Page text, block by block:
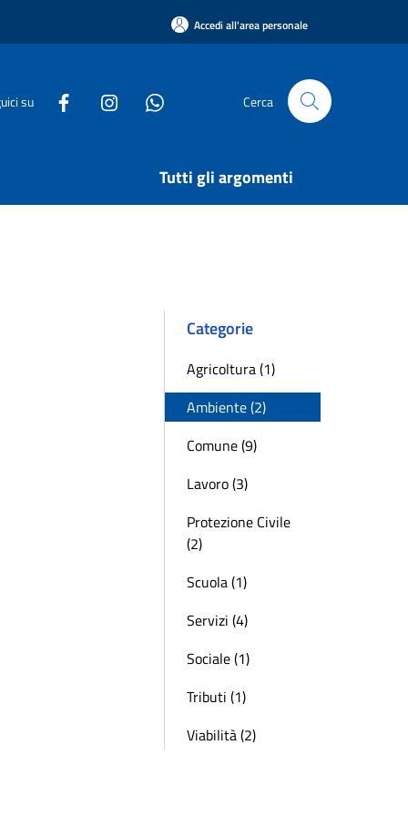
Accedi all'area personale
su Cerca
Tutti gli argomenti
Categorie
Agricoltura (1)
Ambiente (2)
Comune (9)
Lavoro (3)
Protezione Civile
(2)
Scuola (1)
Servizi (4)
Sociale (1)
Tributi (1)
Viabilità (2)